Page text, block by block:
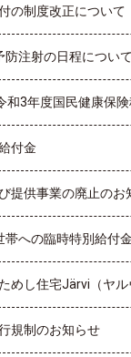
の制度改正について
防注射の日程について
和3年度国民健康保
付金
提供事業の廃止のお
帯への臨時特別給付
めし住宅Järvi（ヤ
規制のお知らせ